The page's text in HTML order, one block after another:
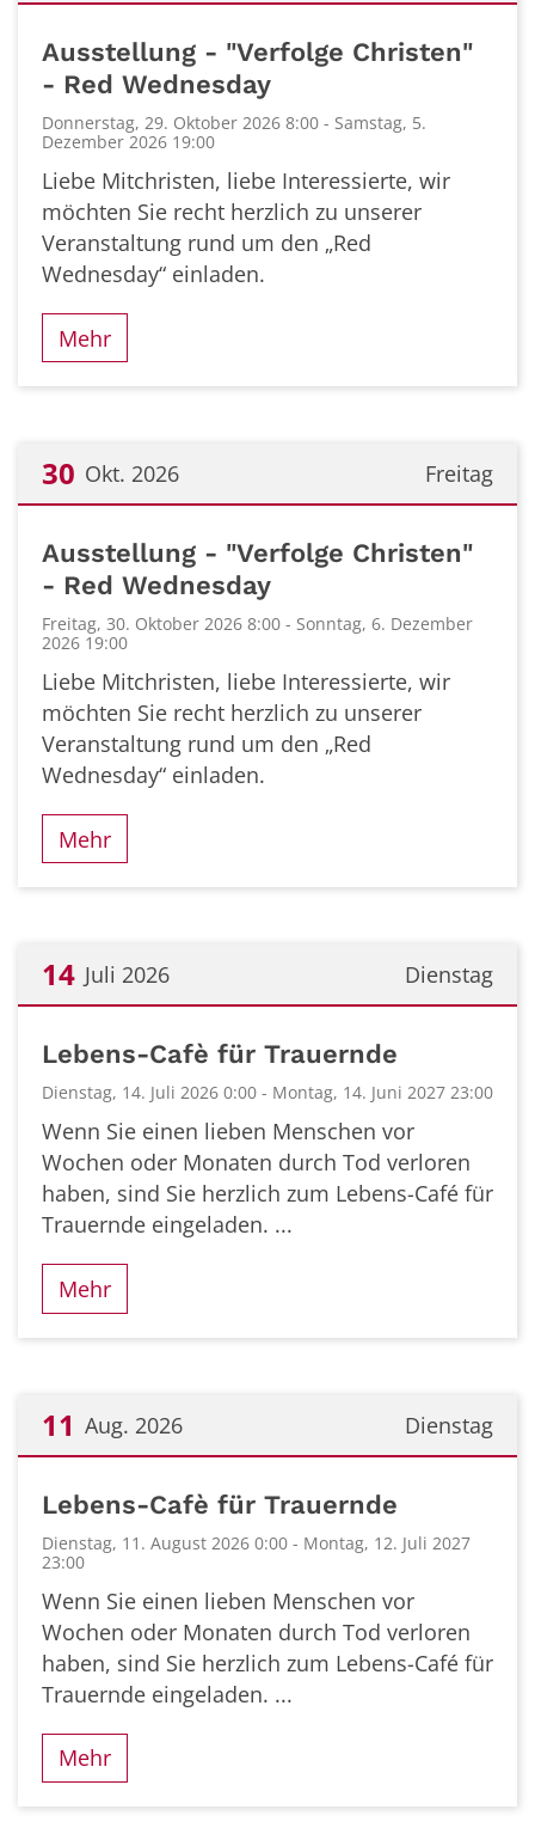
Ausstellung - "Verfolge Christen"
- Red Wednesday
Donnerstag, 29. Oktober 2026 8:00 - Samstag, 5.
Dezember 2026 19:00
Liebe Mitchristen, liebe Interessierte, wir
möchten Sie recht herzlich zu unserer
Veranstaltung rund um den „Red
Wednesday“ einladen.
Mehr
Freitag
30 Okt. 2026
Ausstellung - "Verfolge Christen"
- Red Wednesday
Freitag, 30. Oktober 2026 8:00 - Sonntag, 6. Dezember
2026 19:00
Liebe Mitchristen, liebe Interessierte, wir
möchten Sie recht herzlich zu unserer
Veranstaltung rund um den „Red
Wednesday“ einladen.
Mehr
Dienstag
14 Juli 2026
Lebens-Cafè für Trauernde
Dienstag, 14. Juli 2026 0:00 - Montag, 14. Juni 2027 23:00
Wenn Sie einen lieben Menschen vor
Wochen oder Monaten durch Tod verloren
haben, sind Sie herzlich zum Lebens-Café für
Trauernde eingeladen. ...
Mehr
Dienstag
11 Aug. 2026
Lebens-Cafè für Trauernde
Dienstag, 11. August 2026 0:00 - Montag, 12. Juli 2027
23:00
Wenn Sie einen lieben Menschen vor
Wochen oder Monaten durch Tod verloren
haben, sind Sie herzlich zum Lebens-Café für
Trauernde eingeladen. ...
Mehr